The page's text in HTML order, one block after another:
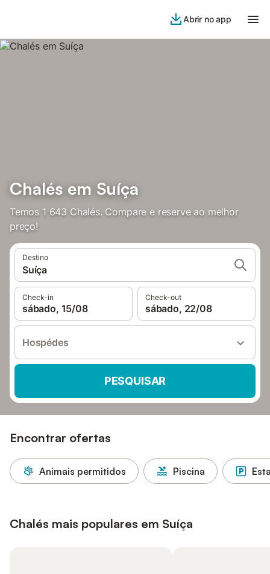
Abrir no app
Chalés em Suíça
Temos 1 643 Chalés. Compare e reserve ao melhor
preço!
Destino
Suíça
Check-in
sábado, 15/08
Check-out
sábado, 22/08
Hospédes
PESQUISAR
Encontrar ofertas
Animais permitidos Piscina
Chalés mais populares em Suíça